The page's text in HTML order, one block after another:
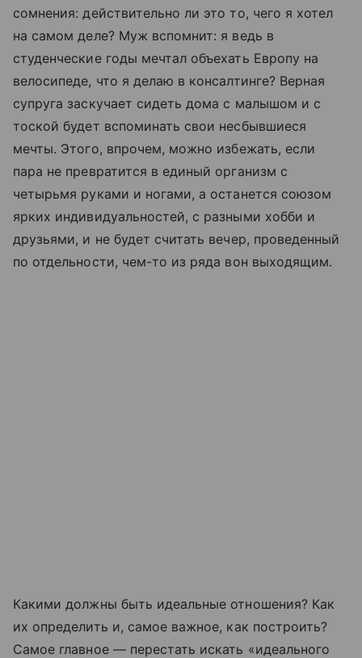
сомнения: действительно ли это то, чего я хотел
на самом деле? Муж вспомнит: я ведь в
студенческие годы мечтал объехать Европу на
велосипеде, что я делаю в консалтинге? Верная
супруга заскучает сидеть дома с малышом и с
тоской будет вспоминать свои несбывшиеся
мечты. Этого, впрочем, можно избежать, если
пара не превратится в единый организм с
четырьмя руками и ногами, а останется союзом
ярких индивидуальностей, с разными хобби и
друзьями, и не будет считать вечер, проведенный
по отдельности, чем-то из ряда вон выходящим.
Какими должны быть идеальные отношения? Как
их определить и, самое важное, как построить?
Самое главное — перестать искать «идеального